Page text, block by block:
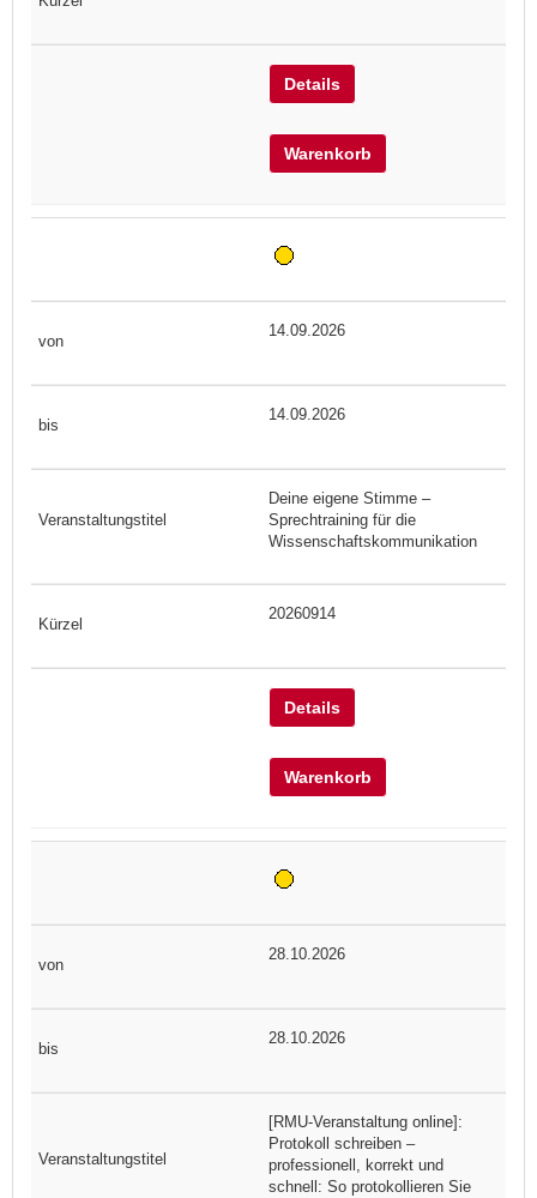
Details
Warenkorb
14.09.2026
14.09.2026
Deine eigene Stimme –
Sprechtraining für die
Wissenschaftskommunikation
20260914
Details
Warenkorb
28.10.2026
28.10.2026
[RMU-Veranstaltung online]:
Protokoll schreiben –
professionell, korrekt und
schnell: So protokollieren Sie